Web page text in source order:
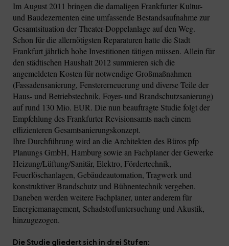
Im August 2011 bringen die damaligen Frankfurter Kultur-
und Baudezernenten eine umfassende Bestandsaufnahme zur
Gesamtsituation der Theater-Doppelanlage auf den Weg.
Schon für die allernötigsten Reparaturen hatte die Stadt
Frankfurt jährlich hohe Investitionen tätigen müssen. Allein für
den städtischen Haushalt 2012 summieren sich die
angemeldeten Kosten für notwendige Großmaßnahmen
(Fassadensanierung, Fenstererneuerung und diverse Teile der
Haus- und Betriebstechnik, Foyer- und Brandschutzsanierung)
auf rund 130 Mio. EUR. Die nun beauftragte Studie folgt der
Empfehlung des Frankfurter Revisionsamts nach einem
effizienteren Gesamtsanierungskonzept.
Ihre Durchführung wird an die Architekten des Büros pfp
Planungs GmbH, Hamburg sowie an Fachplaner der Gewerke
Heizung/Lüftung/Sanitär, Elektro, Fördertechnik,
Feuerlöschanlagen, Gebäudeautomation, Tragwerk und
konstruktiver Brandschutz und Bühnentechnik vergeben.
Daneben werden weitere Fachplaner, unter anderem für
Energiemanagement, Schadstoffuntersuchung und Akustik,
hinzugezogen.
Die Studie gliedert sich in drei Stufen: